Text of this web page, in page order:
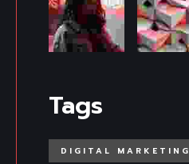
Tags
DIGITAL MARKETING